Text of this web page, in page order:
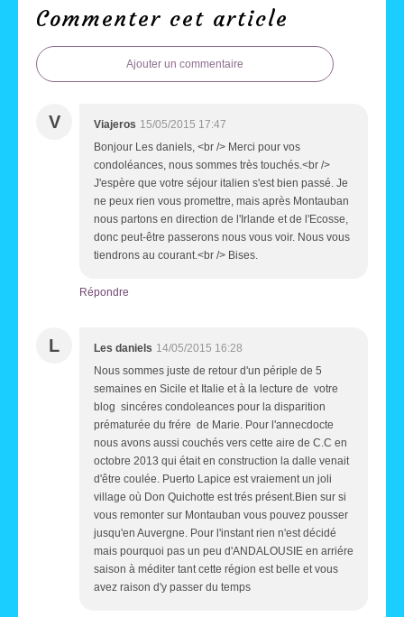
Commenter cet article
Ajouter un commentaire
V Viajeros 15/05/2015 17:47
Bonjour Les daniels, <br /> Merci pour vos
condoléances, nous sommes très touchés.<br />
J'espère que votre séjour italien s'est bien passé. Je
ne peux rien vous promettre, mais après Montauban
nous partons en direction de l'Irlande et de l'Ecosse,
donc peut-être passerons nous vous voir. Nous vous
tiendrons au courant.<br /> Bises.
Répondre
L Les daniels 14/05/2015 16:28
Nous sommes juste de retour d'un périple de 5
semaines en Sicile et Italie et à la lecture de votre
blog sincéres condoleances pour la disparition
prématurée du frére de Marie. Pour l'annecdocte
nous avons aussi couchés vers cette aire de C.C en
octobre 2013 qui était en construction la dalle venait
d'être coulée. Puerto Lapice est vraiement un joli
village où Don Quichotte est trés présent.Bien sur si
vous remonter sur Montauban vous pouvez pousser
jusqu'en Auvergne. Pour l'instant rien n'est décidé
mais pourquoi pas un peu d'ANDALOUSIE en arriére
saison à méditer tant cette région est belle et vous
avez raison d'y passer du temps